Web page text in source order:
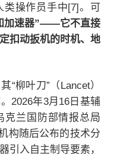
操作员手中[7]。可
加速器”——它不直接
扣动扳机的时机、地
“柳叶刀”（Lancet）
2026年3月16日基辅
克兰国防部情报总局
构随后公布的技术分
引入自主制导要素，